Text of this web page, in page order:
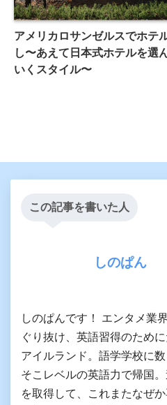
アメリカロサンゼルスでホテ
し〜あえて日本式ホテルを選
いくスタイル〜
この記事を書いた人
しのぱん
しのぱんです！ エンタメ業
ぐり抜け、英語習得のため
アイルランド。語学学校に
そこレベルの英語力で帰国
を取得して、これまたなぜ